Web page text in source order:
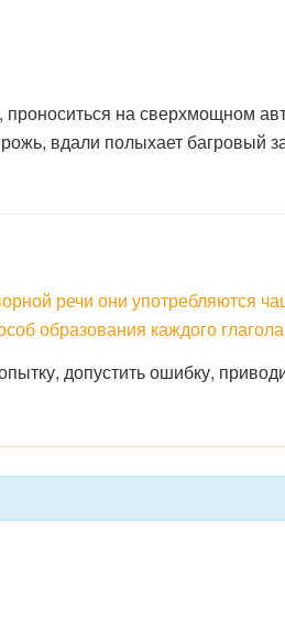
на сверхмощном
вдали полыхает багровый
речи они употребляются
образования каждого
допустить ошибку,